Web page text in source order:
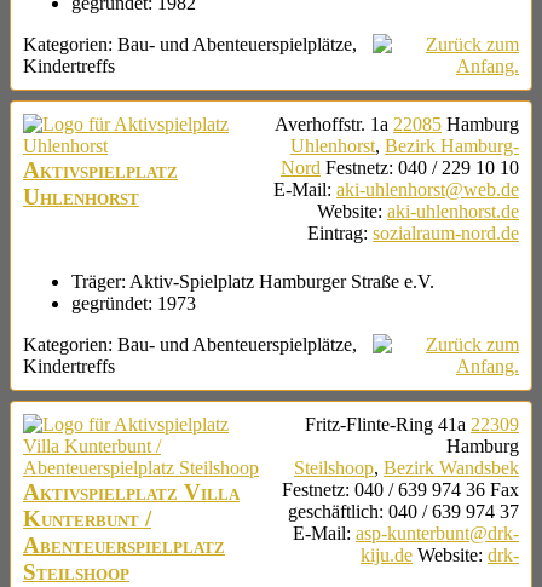
Kategorien: Bau- und Abenteuerspielplätze,
Kindertreffs
Aktivspielplatz
Uhlenhorst
Averhoffstr. 1a 22085 Hamburg
Uhlenhorst, Bezirk Hamburg-
Nord Festnetz: 040 / 229 10 10
E-Mail: aki-uhlenhorst@web.de
Website: aki-uhlenhorst.de
Eintrag: sozialraum-nord.de
Träger: Aktiv-Spielplatz Hamburger Straße e.V.
gegründet: 1973
Kategorien: Bau- und Abenteuerspielplätze,
Kindertreffs
Aktivspielplatz Villa
Kunterbunt /
Abenteuerspielplatz
Steilshoop
Fritz-Flinte-Ring 41a 22309
Hamburg
Steilshoop, Bezirk Wandsbek
Festnetz: 040 / 639 974 36 Fax
geschäftlich: 040 / 639 974 37
E-Mail: asp-kunterbunt@drk-
kiju.de Website: drk-